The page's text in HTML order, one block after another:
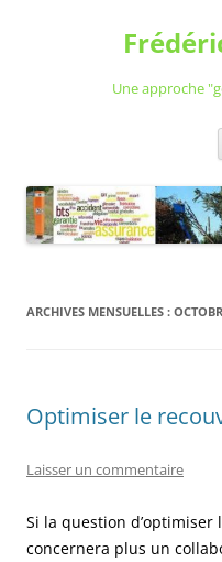
Une approche
ARCHIVES MENSUELLES :
Optimiser le
Laisser un commentaire
Si la question
concernera plus un